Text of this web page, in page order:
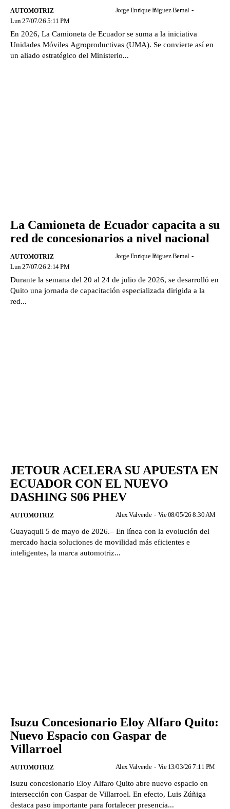
AUTOMOTRIZ Jorge Enrique Iñiguez Bernal -
Lun 27/07/26 5:11 PM
En 2026, La Camioneta de Ecuador se suma a la iniciativa
Unidades Móviles Agroproductivas (UMA). Se convierte así en
un aliado estratégico del Ministerio...
La Camioneta de Ecuador capacita a su
red de concesionarios a nivel nacional
AUTOMOTRIZ Jorge Enrique Iñiguez Bernal -
Lun 27/07/26 2:14 PM
Durante la semana del 20 al 24 de julio de 2026, se desarrolló en
Quito una jornada de capacitación especializada dirigida a la
red...
JETOUR ACELERA SU APUESTA EN
ECUADOR CON EL NUEVO
DASHING S06 PHEV
AUTOMOTRIZ Alex Valverde - Vie 08/05/26 8:30 AM
Guayaquil 5 de mayo de 2026.– En línea con la evolución del
mercado hacia soluciones de movilidad más eficientes e
inteligentes, la marca automotriz...
Isuzu Concesionario Eloy Alfaro Quito:
Nuevo Espacio con Gaspar de
Villarroel
AUTOMOTRIZ Alex Valverde - Vie 13/03/26 7:11 PM
Isuzu concesionario Eloy Alfaro Quito abre nuevo espacio en
intersección con Gaspar de Villarroel. En efecto, Luis Zúñiga
destaca paso importante para fortalecer presencia...